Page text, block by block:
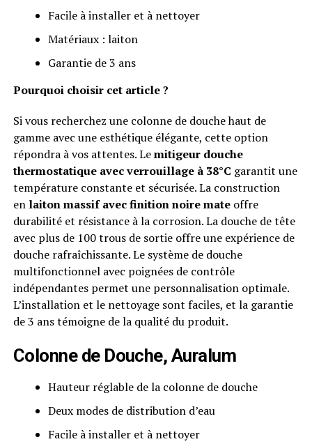
Facile à installer et à nettoyer
Matériaux : laiton
Garantie de 3 ans
Pourquoi choisir cet article ?
Si vous recherchez une colonne de douche haut de
gamme avec une esthétique élégante, cette option
répondra à vos attentes. Lemitigeur douche
thermostatique avec verrouillage à 38°C garantit une
température constante et sécurisée. La construction
en laiton massif avec finition noire mateoffre
durabilité et résistance à la corrosion. La douche de tête
avec plus de 100 trous de sortie offre une expérience de
douche rafraîchissante. Le système de douche
multifonctionnel avec poignées de contrôle
indépendantes permet une personnalisation optimale.
L’installation et le nettoyage sont faciles, et la garantie
de 3 ans témoigne de la qualité du produit.
Colonne de Douche, Auralum
Hauteur réglable de la colonne de douche
Deux modes de distribution d’eau
Facile à installer et à nettoyer